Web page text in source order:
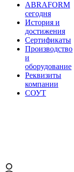
ABRAFORM
сегодня
История и
достижения
Сертификаты
Производство
и
оборудование
Реквизиты
компании
СОУТ